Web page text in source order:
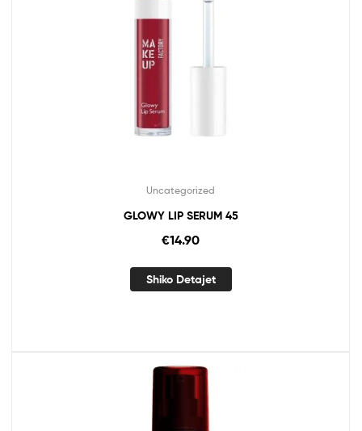
Uncategorized
GLOWY LIP SERUM 45
€14.90
Shiko Detajet